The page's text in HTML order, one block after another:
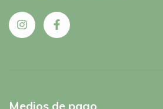
Medios de pago